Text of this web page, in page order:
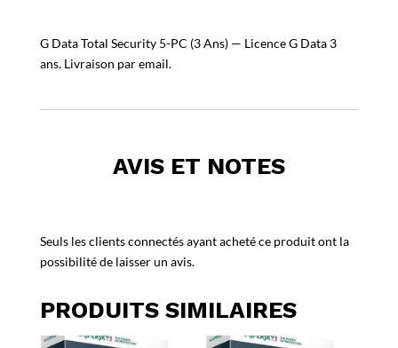
G Data Total Security 5-PC (3 Ans) — Licence G Data 3
ans. Livraison par email.
AVIS ET NOTES
Seuls les clients connectés ayant acheté ce produit ont la
possibilité de laisser un avis.
PRODUITS SIMILAIRES